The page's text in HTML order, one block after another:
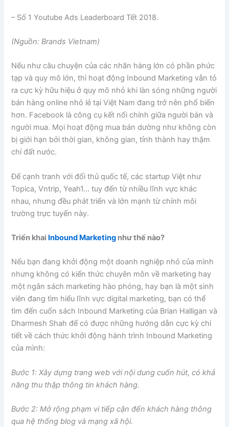
– Số 1 Youtube Ads Leaderboard Tết 2018.
(Nguồn: Brands Vietnam)
Nếu như câu chuyện của các nhãn hàng lớn có phần phức
tạp và quy mô lớn, thì hoạt động Inbound Marketing vẫn tỏ
ra cực kỳ hữu hiệu ở quy mô nhỏ khi làn sóng những người
bán hàng online nhỏ lẻ tại Việt Nam đang trở nên phổ biến
hơn. Facebook là công cụ kết nối chính giữa người bán và
người mua. Mọi hoạt động mua bán dường như không còn
bị giới hạn bởi thời gian, không gian, tỉnh thành hay thậm
chí đất nước.
Để cạnh tranh với đối thủ quốc tế, các startup Việt như
Topica, Vntrip, Yeah1… tuy đến từ nhiều lĩnh vực khác
nhau, nhưng đều phát triển và lớn mạnh từ chính môi
trường trực tuyến này.
Triển khai Inbound Marketing như thế nào?
Nếu bạn đang khởi động một doanh nghiệp nhỏ của mình
nhưng không có kiến thức chuyên môn về marketing hay
một ngân sách marketing hào phóng, hay bạn là một sinh
viên đang tìm hiểu lĩnh vực digital marketing, bạn có thể
tìm đến cuốn sách Inbound Marketing của Brian Halligan và
Dharmesh Shah để có được những hướng dẫn cực kỳ chi
tiết về cách thức khởi động hành trình Inbound Marketing
của mình:
Bước 1: Xây dựng trang web với nội dung cuốn hút, có khả
năng thu thập thông tin khách hàng.
Bước 2: Mở rộng phạm vi tiếp cận đến khách hàng thông
qua hệ thống blog và mạng xã hội.